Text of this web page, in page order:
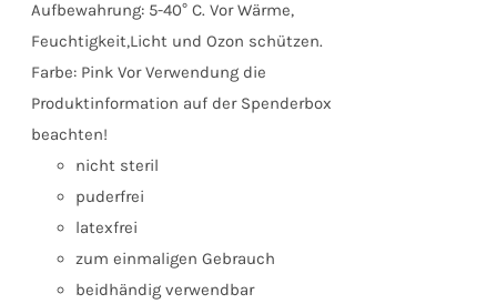
Aufbewahrung: 5-40° C. Vor Wärme,
Feuchtigkeit,Licht und Ozon schützen.
Farbe: Pink Vor Verwendung die
Produktinformation auf der Spenderbox
beachten!
nicht steril
puderfrei
latexfrei
zum einmaligen Gebrauch
beidhändig verwendbar